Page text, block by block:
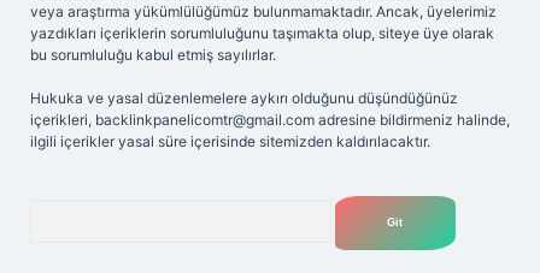
veya araştırma yükümlülüğümüz bulunmamaktadır. Ancak, üyelerimiz
yazdıkları içeriklerin sorumluluğunu taşımakta olup, siteye üye olarak
bu sorumluluğu kabul etmiş sayılırlar.
Hukuka ve yasal düzenlemelere aykırı olduğunu düşündüğünüz
içerikleri, backlinkpanelicomtr@gmail.com adresine bildirmeniz halinde,
ilgili içerikler yasal süre içerisinde sitemizden kaldırılacaktır.